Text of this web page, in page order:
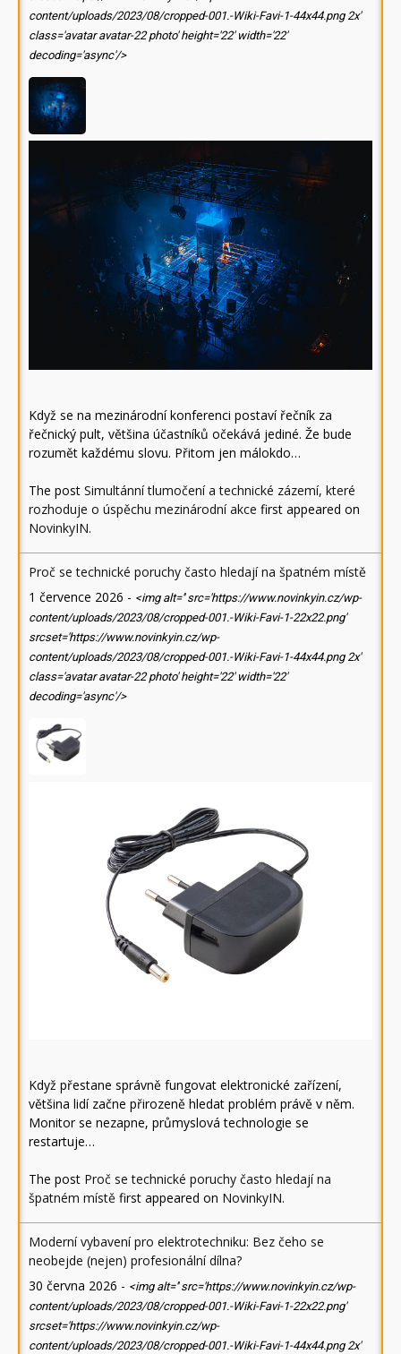
content/uploads/2023/08/cropped-001.-Wiki-Favi-1-44x44.png 2x'
class='avatar avatar-22 photo' height='22' width='22'
decoding='async'/>
Když se na mezinárodní konferenci postaví řečník za
řečnický pult, většina účastníků očekává jediné. Že bude
rozumět každému slovu. Přitom jen málokdo…
The post Simultánní tlumočení a technické zázemí, které
rozhoduje o úspěchu mezinárodní akce first appeared on
NovinkyIN.
Proč se technické poruchy často hledají na špatném místě
1 července 2026 - <img alt='' src='https://www.novinkyin.cz/wp-
content/uploads/2023/08/cropped-001.-Wiki-Favi-1-22x22.png'
srcset='https://www.novinkyin.cz/wp-
content/uploads/2023/08/cropped-001.-Wiki-Favi-1-44x44.png 2x'
class='avatar avatar-22 photo' height='22' width='22'
decoding='async'/>
Když přestane správně fungovat elektronické zařízení,
většina lidí začne přirozeně hledat problém právě v něm.
Monitor se nezapne, průmyslová technologie se
restartuje…
The post Proč se technické poruchy často hledají na
špatném místě first appeared on NovinkyIN.
Moderní vybavení pro elektrotechniku: Bez čeho se
neobejde (nejen) profesionální dílna?
30 června 2026 - <img alt='' src='https://www.novinkyin.cz/wp-
content/uploads/2023/08/cropped-001.-Wiki-Favi-1-22x22.png'
srcset='https://www.novinkyin.cz/wp-
content/uploads/2023/08/cropped-001.-Wiki-Favi-1-44x44.png 2x'